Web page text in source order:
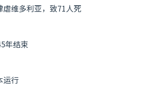
维多利亚，致71人死
年结束
运行